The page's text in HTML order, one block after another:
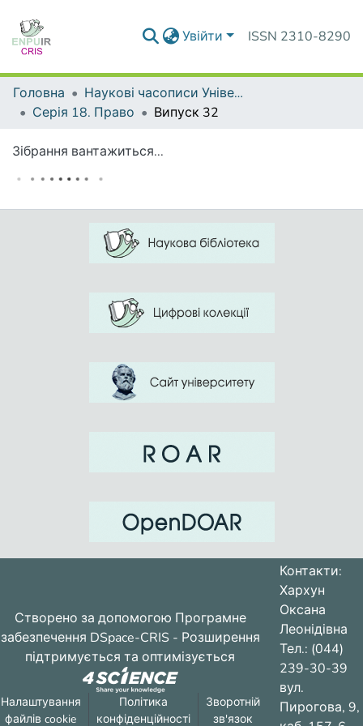
Увійти ISSN 2310-8290
Головна
Наукові часописи Університету
Серія 18. Право
Випуск 32
Зібрання вантажиться...
Створено за допомогою Програмне
забезпечення DSpace-CRIS - Розширення
підтримується та оптимізується
Налаштування
файлів cookie
Політика
конфіденційності
Зворотній
зв'язок
Контакти:
Хархун
Оксана
Леонідівна
Тел.: (044)
239-30-39
вул.
Пирогова, 9,